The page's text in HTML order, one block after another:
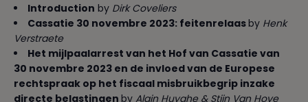
Introduction by Dirk Coveliers
Cassatie 30 novembre 2023: feitenrelaasby Henk
Verstraete
Het mijlpaalarrest van het Hof van Cassatie van
30 novembre 2023 en de invloed van de Europese
rechtspraak op het fiscaal misbruikbegrip inzake
directe belastingen by Alain Huyghe & Stijn Van Hove